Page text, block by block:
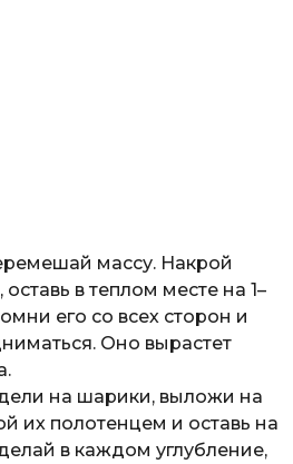
массу. Накрой
в теплом месте на 1–
его со всех сторон и
Оно вырастет
на шарики, выложи на
их полотенцем и оставь на
в каждом углубление,